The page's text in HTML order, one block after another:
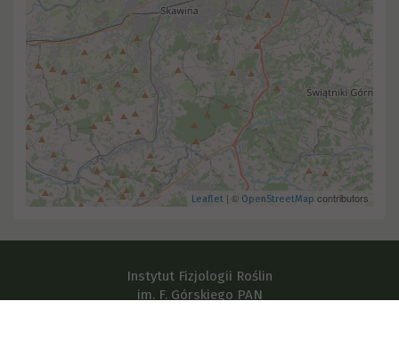
Leaflet | © OpenStreetMap contributors
Instytut Fizjologii Roślin
im. F. Górskiego PAN